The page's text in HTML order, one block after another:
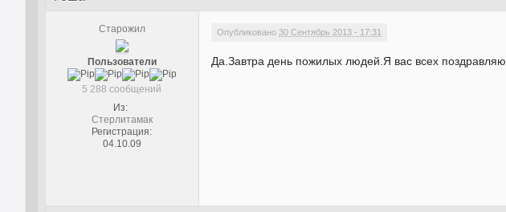
Старожил
Пользователи
5 288 сообщений
Из:
Стерлитамак
Регистрация:
04.10.09
Опубликовано30 Сентябрь 2013 - 17:31
Да.Завтра день пожилых людей.Я вас всех поздравляю.